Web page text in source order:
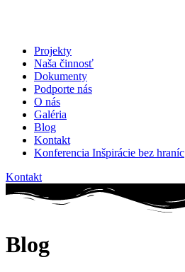
Projekty
Naša činnosť
Dokumenty
Podporte nás
O nás
Galéria
Blog
Kontakt
Konferencia Inšpirácie bez hraníc
Kontakt
Blog